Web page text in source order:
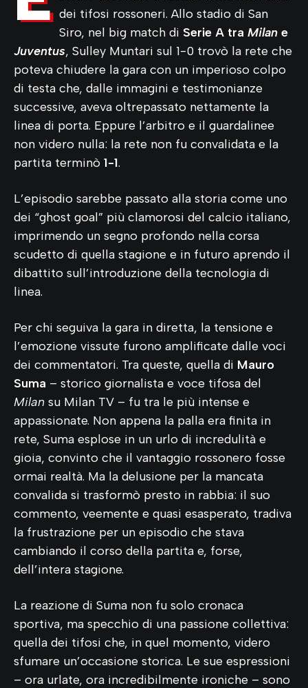
dei tifosi rossoneri. Allo stadio di San
Siro, nel big match di Serie A tra Milan e
Juventus, Sulley Muntari sul 1-0 trovò la rete che
poteva chiudere la gara con un imperioso colpo
di testa che, dalle immagini e testimonianze
successive, aveva oltrepassato nettamente la
linea di porta. Eppure l’arbitro e il guardalinee
non videro nulla: la rete non fu convalidata e la
partita terminò 1-1.
L’episodio sarebbe passato alla storia come uno
dei “ghost goal” più clamorosi del calcio italiano,
imprimendo un segno profondo nella corsa
scudetto di quella stagione e in futuro aprendo il
dibattito sull’introduzione della tecnologia di
linea.
Per chi seguiva la gara in diretta, la tensione e
l’emozione vissute furono amplificate dalle voci
dei commentatori. Tra queste, quella di Mauro
Suma – storico giornalista e voce tifosa del
Milan su Milan TV – fu tra le più intense e
appassionate. Non appena la palla era finita in
rete, Suma esplose in un urlo di incredulità e
gioia, convinto che il vantaggio rossonero fosse
ormai realtà. Ma la delusione per la mancata
convalida si trasformò presto in rabbia: il suo
commento, veemente e quasi esasperato, tradiva
la frustrazione per un episodio che stava
cambiando il corso della partita e, forse,
dell’intera stagione.
La reazione di Suma non fu solo cronaca
sportiva, ma specchio di una passione collettiva:
quella dei tifosi che, in quel momento, videro
sfumare un’occasione storica. Le sue espressioni
– ora urlate, ora incredibilmente ironiche – sono